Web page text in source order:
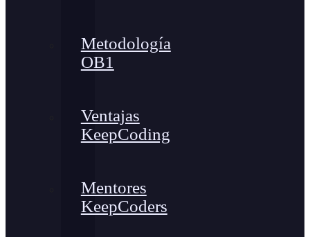
Metodología
OB1
Ventajas
KeepCoding
Mentores
KeepCoders